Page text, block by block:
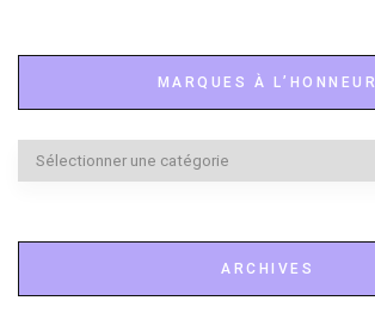
MARQUES À L’HONNEUR
Marques
ARCHIVES